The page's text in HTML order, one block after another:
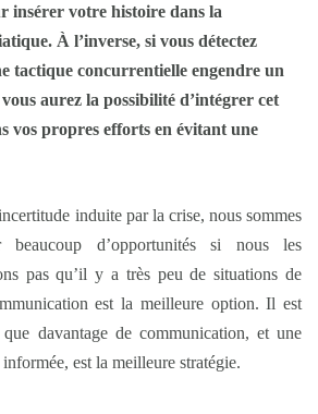
insérer votre histoire dans la
À l’inverse, si vous détectez
tactique concurrentielle engendre un
aurez la possibilité d’intégrer cet
vos propres efforts en évitant une
induite par la crise, nous sommes
beaucoup d’opportunités si nous les
pas qu’il y a très peu de situations de
est la meilleure option. Il est
davantage de communication, et une
est la meilleure stratégie.